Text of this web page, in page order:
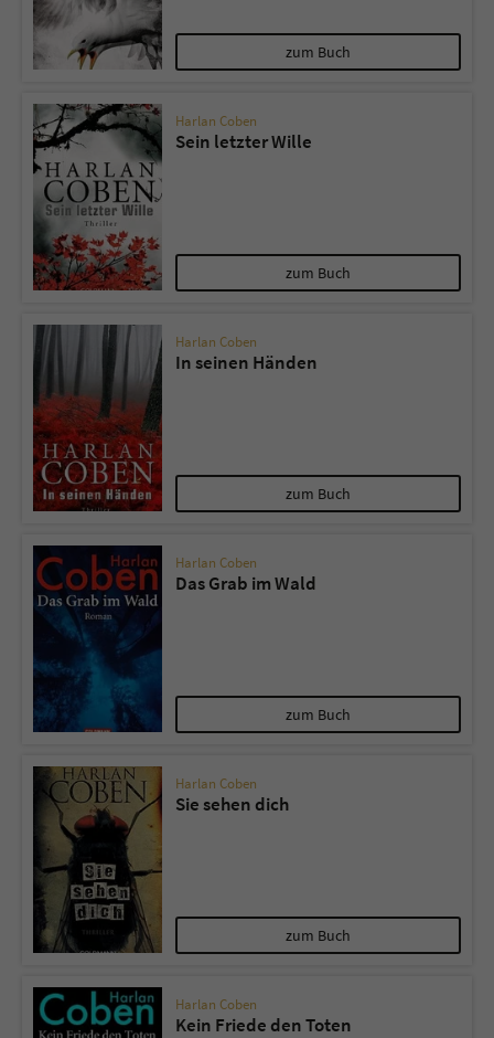
zum Buch
Harlan Coben
Sein letzter Wille
zum Buch
Harlan Coben
In seinen Händen
zum Buch
Harlan Coben
Das Grab im Wald
zum Buch
Harlan Coben
Sie sehen dich
zum Buch
Harlan Coben
Kein Friede den Toten